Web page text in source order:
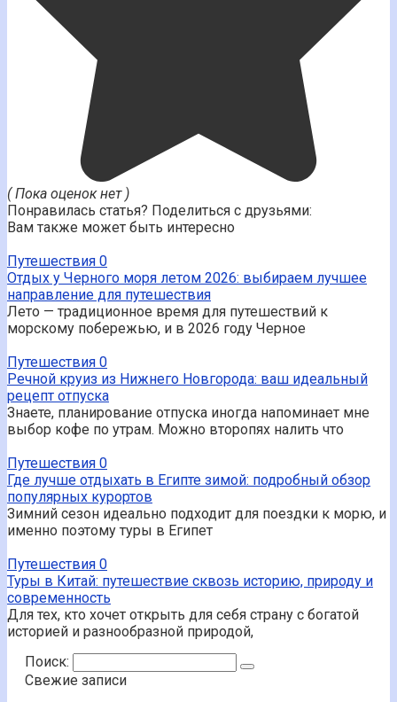
( Пока оценок нет )
Понравилась статья? Поделиться с друзьями:
Вам также может быть интересно
Путешествия 0
Отдых у Черного моря летом 2026: выбираем лучшее
направление для путешествия
Лето — традиционное время для путешествий к
морскому побережью, и в 2026 году Черное
Путешествия 0
Речной круиз из Нижнего Новгорода: ваш идеальный
рецепт отпуска
Знаете, планирование отпуска иногда напоминает мне
выбор кофе по утрам. Можно второпях налить что
Путешествия 0
Где лучше отдыхать в Египте зимой: подробный обзор
популярных курортов
Зимний сезон идеально подходит для поездки к морю, и
именно поэтому туры в Египет
Путешествия 0
Туры в Китай: путешествие сквозь историю, природу и
современность
Для тех, кто хочет открыть для себя страну с богатой
историей и разнообразной природой,
Поиск:
Свежие записи